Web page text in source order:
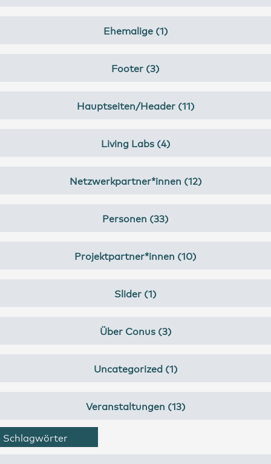
Ehemalige (1)
Footer (3)
Hauptseiten/Header (11)
Living Labs (4)
Netzwerkpartner*innen (12)
Personen (33)
Projektpartner*innen (10)
Slider (1)
Über Conus (3)
Uncategorized (1)
Veranstaltungen (13)
Schlagwörter